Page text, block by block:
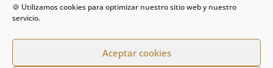
🍪 Utilizamos cookies para optimizar nuestro sitio web y nuestro
servicio.
Aceptar cookies
Noticias